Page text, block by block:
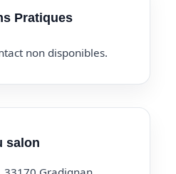
Pratiques
non disponibles.
salon